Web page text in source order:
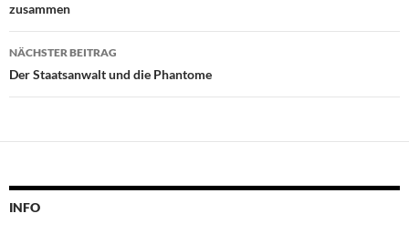
zusammen
NÄCHSTER BEITRAG
Der Staatsanwalt und die Phantome
INFO